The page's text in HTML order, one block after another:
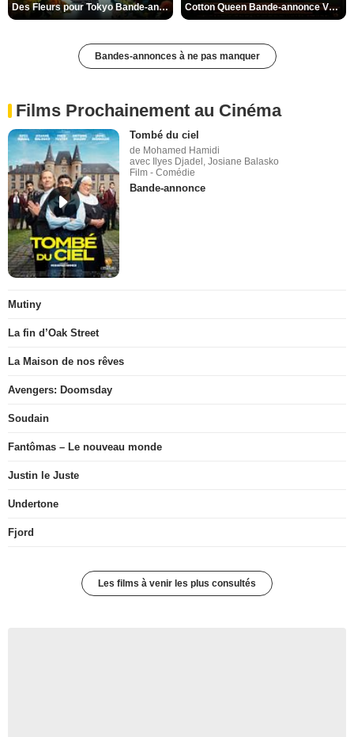
Des Fleurs pour Tokyo Bande-annonce VO STFR Cotton Queen Bande-annonce VO STFR
Bandes-annonces à ne pas manquer
Films Prochainement au Cinéma
Tombé du ciel
de Mohamed Hamidi
avec Ilyes Djadel, Josiane Balasko
Film - Comédie
Bande-annonce
Mutiny
La fin d’Oak Street
La Maison de nos rêves
Avengers: Doomsday
Soudain
Fantômas – Le nouveau monde
Justin le Juste
Undertone
Fjord
Les films à venir les plus consultés